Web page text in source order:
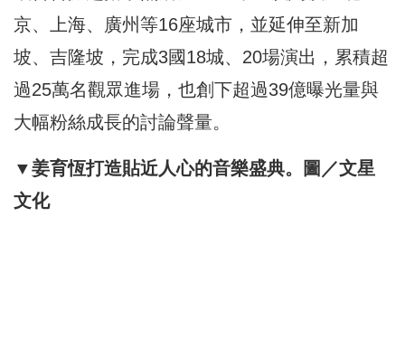
京、上海、廣州等16座城市，並延伸至新加
坡、吉隆坡，完成3國18城、20場演出，累積超
過25萬名觀眾進場，也創下超過39億曝光量與
大幅粉絲成長的討論聲量。
▼姜育恆打造貼近人心的音樂盛典。圖／文星
文化